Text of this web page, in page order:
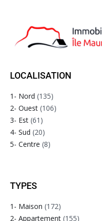
LOCALISATION
1- Nord (135)
2- Ouest (106)
3- Est (61)
4- Sud (20)
5- Centre (8)
TYPES
1- Maison (172)
2- Appartement (155)